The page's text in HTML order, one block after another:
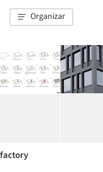
Organizar
factory